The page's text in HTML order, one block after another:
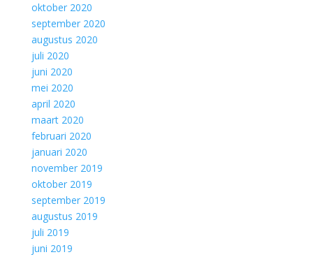
oktober 2020
september 2020
augustus 2020
juli 2020
juni 2020
mei 2020
april 2020
maart 2020
februari 2020
januari 2020
november 2019
oktober 2019
september 2019
augustus 2019
juli 2019
juni 2019